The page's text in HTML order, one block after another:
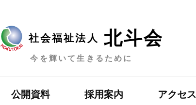
社会福祉法人 北斗会
今を輝いて生きるために
公開資料 採用案内 アクセス